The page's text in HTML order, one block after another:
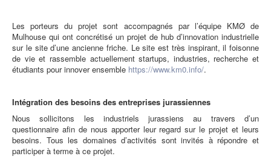
Les porteurs du projet sont accompagnés par l’équipe KMØ de
Mulhouse qui ont concrétisé un projet de hub d’innovation industrielle
sur le site d’une ancienne friche. Le site est très inspirant, il foisonne
de vie et rassemble actuellement startups, industries, recherche et
étudiants pour innover ensemble https://www.km0.info/.
Intégration des besoins des entreprises jurassiennes
Nous sollicitons les industriels jurassiens au travers d’un
questionnaire afin de nous apporter leur regard sur le projet et leurs
besoins. Tous les domaines d’activités sont invités à répondre et
participer à terme à ce projet.